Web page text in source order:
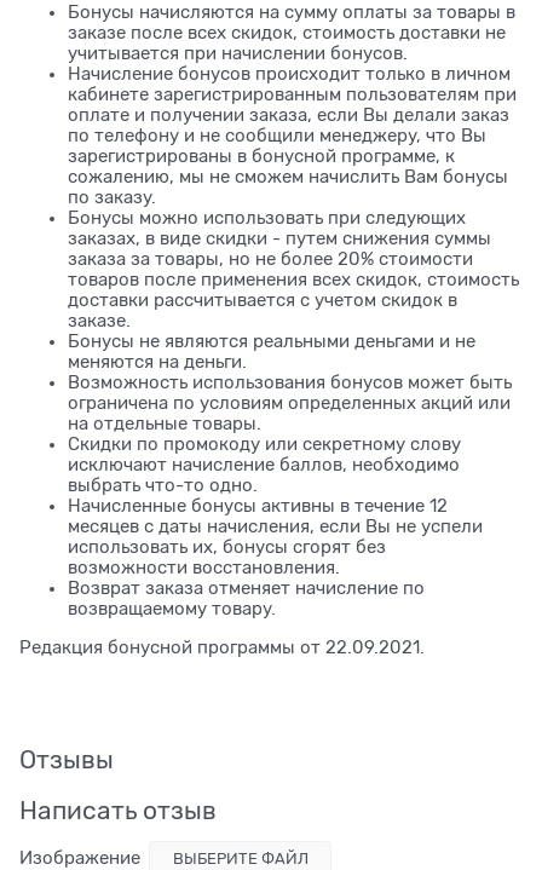
Бонусы начисляются на сумму оплаты за товары в
заказе после всех скидок, стоимость доставки не
учитывается при начислении бонусов.
Начисление бонусов происходит только в личном
кабинете зарегистрированным пользователям при
оплате и получении заказа, если Вы делали заказ
по телефону и не сообщили менеджеру, что Вы
зарегистрированы в бонусной программе, к
сожалению, мы не сможем начислить Вам бонусы
по заказу.
Бонусы можно использовать при следующих
заказах, в виде скидки - путем снижения суммы
заказа за товары, но не более 20% стоимости
товаров после применения всех скидок, стоимость
доставки рассчитывается с учетом скидок в
заказе.
Бонусы не являются реальными деньгами и не
меняются на деньги.
Возможность использования бонусов может быть
ограничена по условиям определенных акций или
на отдельные товары.
Скидки по промокоду или секретному слову
исключают начисление баллов, необходимо
выбрать что-то одно.
Начисленные бонусы активны в течение 12
месяцев с даты начисления, если Вы не успели
использовать их, бонусы сгорят без
возможности восстановления.
Возврат заказа отменяет начисление по
возвращаемому товару.
Редакция бонусной программы от 22.09.2021.
Отзывы
Написать отзыв
Изображение ВЫБЕРИТЕ ФАЙЛ